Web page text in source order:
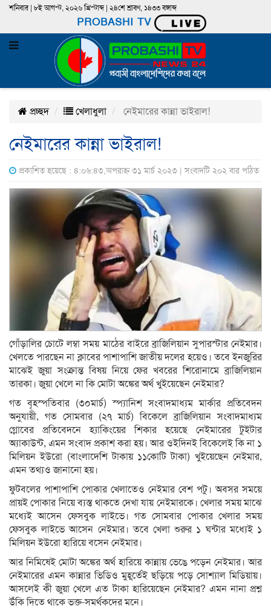
শনিবার | ৮ই আগস্ট, ২০২৬ খ্রিস্টাব্দ | ২৪শে শ্রাবণ, ১৪৩৩ বঙ্গাব্দ
PROBASHI TV
প্রচ্ছদ খেলাধুলা নেইমারের কান্না ভাইরাল!
নেইমারের কান্না ভাইরাল!
প্রকাশিত হয়েছে : ৪:০৬:৪৩,অপরাহ্ন ৩১ মার্চ ২০২৩ | সংবাদটি ২০২ বার পঠিত
গোঁড়ালির চোটে লম্বা সময় মাঠের বাইরে ব্রাজিলিয়ান সুপারস্টার নেইমার।
খেলতে পারছেন না ক্লাবের পাশাপাশি জাতীয় দলের হয়েও। তবে ইনজুরির
মাঝেই জুয়া সংক্রান্ত বিষয় নিয়ে ফের খবরের শিরোনামে ব্রাজিলিয়ান
তারকা। জুয়া খেলে না কি মোটা অঙ্কের অর্থ খুইয়েছেন নেইমার?
গত বৃহস্পতিবার (৩০মার্চ) স্প্যানিশ সংবাদমাধ্যম মার্কার প্রতিবেদন
অনুযায়ী, গত সোমবার (২৭ মার্চ) বিকেলে ব্রাজিলিয়ান সংবাদমাধ্যম
গ্লোবের প্রতিবেদনে হ্যাকিংয়ের শিকার হয়েছে নেইমারের টুইটার
অ্যাকাউন্ট, এমন সংবাদ প্রকাশ করা হয়। আর ওইদিনই বিকেলেই কি না ১
মিলিয়ন ইউরো (বাংলাদেশি টাকায় ১১কোটি টাকা) খুইয়েছেন নেইমার,
এমন তথ্যও জানানো হয়।
ফুটবলের পাশাপাশি পোকার খেলাতেও নেইমার বেশ পটু। অবসর সময়ে
প্রায়ই পোকার নিয়ে ব্যস্ত থাকতে দেখা যায় নেইমারকে। খেলার সময় মাঝে
মধ্যেই আসেন ফেসবুক লাইভে। গত সোমবার পোকার খেলার সময়
ফেসবুক লাইভে আসেন নেইমার। তবে খেলা শুরুর ১ ঘন্টার মধ্যেই ১
মিলিয়ন ইউরো হারিয়ে বসেন নেইমার।
আর নিমিষেই মোটা অঙ্কের অর্থ হারিয়ে কান্নায় ভেঙে পড়েন নেইমার। আর
নেইমারের এমন কান্নার ভিডিও মুহূর্তেই ছড়িয়ে পড়ে সোশ্যাল মিডিয়ায়।
আসলেই কী জুয়া খেলে এত টাকা হারিয়েছেন নেইমার? এমন নানা প্রশ্ন
উঁকি দিতে থাকে ভক্ত-সমর্থকদের মনে।